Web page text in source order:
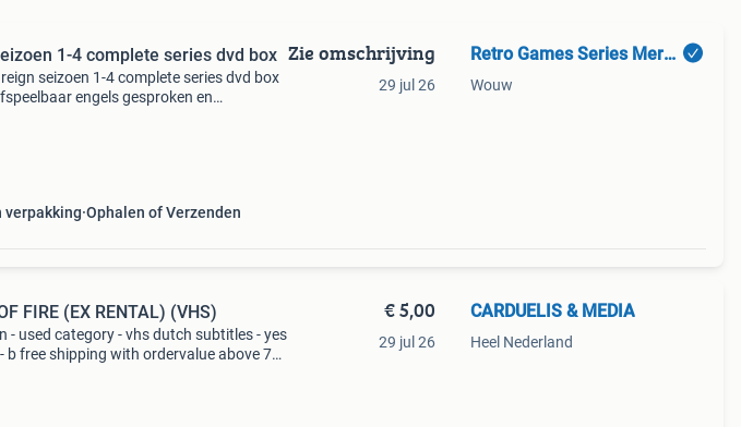
1-4 complete series dvd box
seizoen 1-4 complete series dvd box
engels gesproken en
verpakking Ophalen of Verzenden
Zie omschrijving
29 jul 26
Retro Games Series Merchandise
Wouw
FIRE (EX RENTAL) (VHS)
- used category - vhs dutch subtitles - yes
b free shipping with ordervalue above 75
€ 5,00
29 jul 26
CARDUELIS & MEDIA
Heel Nederland